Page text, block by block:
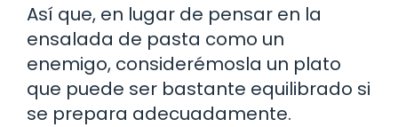
Así que, en lugar de pensar en la
ensalada de pasta como un
enemigo, considerémosla un plato
que puede ser bastante equilibrado si
se prepara adecuadamente.